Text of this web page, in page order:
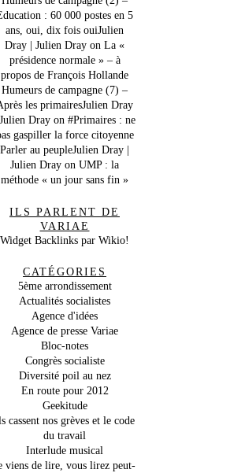
: 60 000 postes en 5
ans, oui, dix fois ouiJulien
Dray | Julien Dray on La «
présidence normale » – à
propos de François Hollande
Humeurs de campagne (7) –
les primairesJulien Dray
Dray on #Primaires : ne
gaspiller la force citoyenne
Parler au peupleJulien Dray |
Julien Dray on UMP : la
méthode « un jour sans fin »
ILS PARLENT DE
VARIAE
Widget Backlinks par Wikio!
CATÉGORIES
5ème arrondissement
Actualités socialistes
Agence d'idées
Agence de presse Variae
Bloc-notes
Congrès socialiste
Diversité poil au nez
En route pour 2012
Geekitude
cassent nos grèves et le code
du travail
Interlude musical
viens de lire, vous lirez peut-